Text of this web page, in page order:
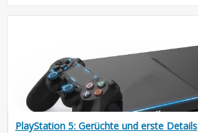
PlayStation 5: Gerüchte und erste Details